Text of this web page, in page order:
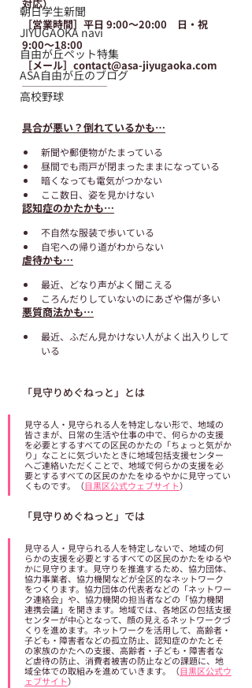
朝日学生新聞
JIYUGAOKA navi
自由が丘ペット特集
ASA自由が丘のブログ
高校野球
対応）
［営業時間］平日 9:00～20:00　日・祝
9:00～18:00
［メール］contact@asa-jiyugaoka.com
─────────
具合が悪い？倒れているかも…
新聞や郵便物がたまっている
昼間でも雨戸が閉まったままになっている
暗くなっても電気がつかない
ここ数日、姿を見かけない
認知症のかたかも…
不自然な服装で歩いている
自宅への帰り道がわからない
虐待かも…
最近、どなり声がよく聞こえる
ころんだりしていないのにあざや傷が多い
悪質商法かも…
最近、ふだん見かけない人がよく出入りして
いる
「見守りめぐねっと」とは
見守る人・見守られる人を特定しない形で、地域の
皆さまが、日常の生活や仕事の中で、何らかの支援
を必要とするすべての区民のかたの「ちょっと気がか
り」なことに気づいたときに地域包括支援センター
へご連絡いただくことで、地域で何らかの支援を必
要とするすべての区民のかたをゆるやかに見守ってい
くものです。（目黒区公式ウェブサイト）
「見守りめぐねっと」では
見守る人・見守られる人を特定しないで、地域の何
らかの支援を必要とするすべての区民のかたをゆるや
かに見守ります。見守りを推進するため、協力団体、
協力事業者、協力機関などが全区的なネットワーク
をつくります。協力団体の代表者などの「ネットワー
ク連絡会」や、協力機関の担当者などの「協力機関
連携会議」を開きます。地域では、各地区の包括支援
センターが中心となって、顔の見えるネットワークづ
くりを進めます。ネットワークを活用して、高齢者・
子ども・障害者などの孤立防止、認知症のかたとそ
の家族のかたへの支援、高齢者・子ども・障害者な
ど虐待の防止、消費者被害の防止などの課題に、地
域全体での取組みを進めていきます。（目黒区公式ウ
ェブサイト）